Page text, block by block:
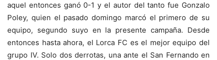
aquel entonces ganó 0-1 y el autor del tanto fue Gonzalo
Poley, quien el pasado domingo marcó el primero de su
equipo, segundo suyo en la presente campaña. Desde
entonces hasta ahora, el Lorca FC es el mejor equipo del
grupo IV. Solo dos derrotas, una ante el San Fernando en